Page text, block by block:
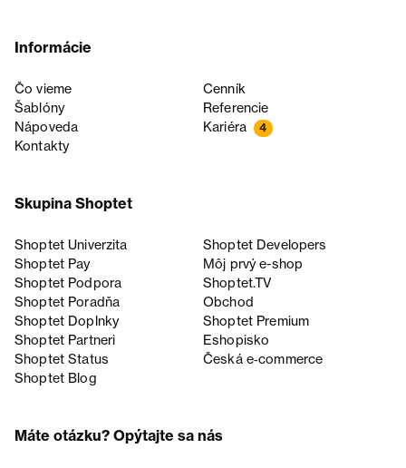
Informácie
Čo vieme
Cenník
Šablóny
Referencie
Nápoveda
Kariéra 4
Kontakty
Skupina Shoptet
Shoptet Univerzita
Shoptet Developers
Shoptet Pay
Môj prvý e-shop
Shoptet Podpora
Shoptet.TV
Shoptet Poradňa
Obchod
Shoptet Doplnky
Shoptet Premium
Shoptet Partneri
Eshopisko
Shoptet Status
Česká e‑commerce
Shoptet Blog
Máte otázku? Opýtajte sa nás